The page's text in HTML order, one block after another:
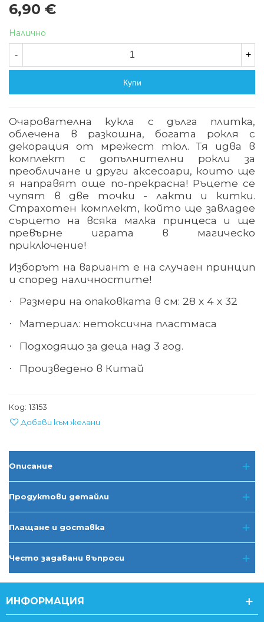
6,90 €
Налично
- +
Купи
Очарователна кукла с дълга плитка,
облечена
в разкошна, богата рокля с
декорация от мрежест тюл. Тя идва в
комплект с допълнителни рокли за
преобличане и други аксесоари, които ще
я направят още по-прекрасна! Ръцете се
чупят в две точки - лакти и китки.
Страхотен комплект, който ще завладее
сърцето на всяка малка принцеса и ще
превърне играта в магическо
приключение!
Изборът на вариант е на случаен принцип
и според наличностите!
· Размери на опаковката в см: 28 х 4 х 32
· Материал: нетоксична пластмаса
· Подходящо за деца над 3 год.
· Произведено в Китай
Код: 13153
Добави към желани
Описание
Продуктови детайли
Плащане и доставка
Често задавани въпроси
ИНФОРМАЦИЯ